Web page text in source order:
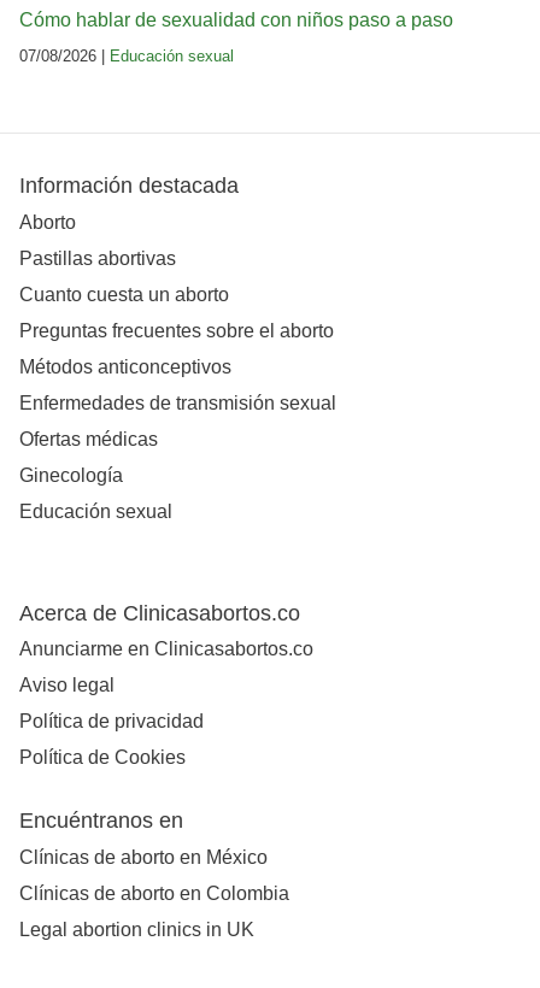
Cómo hablar de sexualidad con niños paso a paso
07/08/2026 | Educación sexual
Información destacada
Aborto
Pastillas abortivas
Cuanto cuesta un aborto
Preguntas frecuentes sobre el aborto
Métodos anticonceptivos
Enfermedades de transmisión sexual
Ofertas médicas
Ginecología
Educación sexual
Acerca de Clinicasabortos.co
Anunciarme en Clinicasabortos.co
Aviso legal
Política de privacidad
Política de Cookies
Encuéntranos en
Clínicas de aborto en México
Clínicas de aborto en Colombia
Legal abortion clinics in UK